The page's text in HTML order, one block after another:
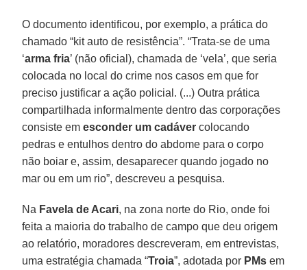
O documento identificou, por exemplo, a prática do
chamado “kit auto de resistência”. “Trata-se de uma
‘arma fria’ (não oficial), chamada de ‘vela’, que seria
colocada no local do crime nos casos em que for
preciso justificar a ação policial. (...) Outra prática
compartilhada informalmente dentro das corporações
consiste emesconder um cadáver colocando
pedras e entulhos dentro do abdome para o corpo
não boiar e, assim, desaparecer quando jogado no
mar ou em um rio”, descreveu a pesquisa.
Na Favela de Acari, na zona norte do Rio, onde foi
feita a maioria do trabalho de campo que deu origem
ao relatório, moradores descreveram, em entrevistas,
uma estratégia chamada “Troia”, adotada por PMs em